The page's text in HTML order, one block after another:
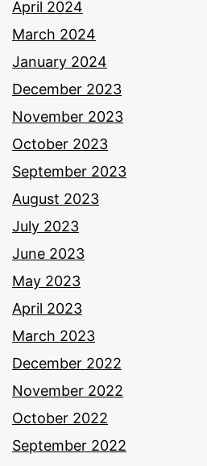
April 2024
March 2024
January 2024
December 2023
November 2023
October 2023
September 2023
August 2023
July 2023
June 2023
May 2023
April 2023
March 2023
December 2022
November 2022
October 2022
September 2022